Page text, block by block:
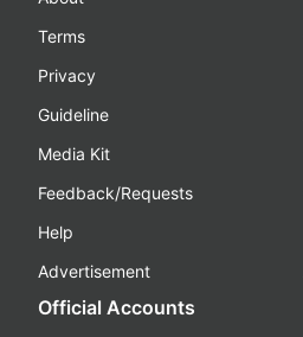
Terms
Privacy
Guideline
Media Kit
Feedback/Requests
Help
Advertisement
Official Accounts